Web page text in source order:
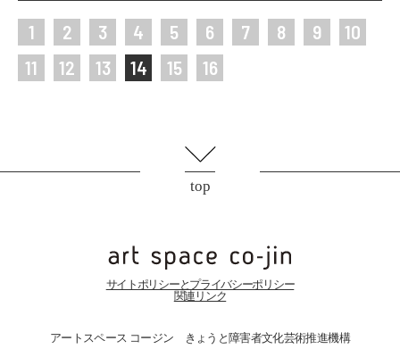
1 2 3 4 5 6 7 8 9
10
11
12 13 14 15 16
top
サイトポリシーとプライバシーポリシー
関連リンク
アートスペース コージン きょうと障害者文化芸術推進機構